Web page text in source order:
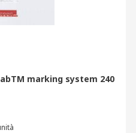
marking system 240